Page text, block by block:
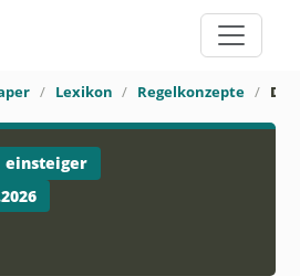
Lexikon Regelkonzepte
einsteiger